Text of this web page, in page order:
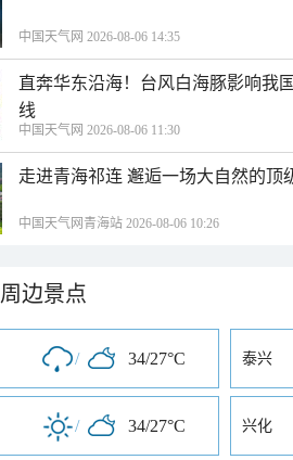
中国天气网 2026-08-06 14:35
直奔华东沿海！台风白海豚影响我
线
中国天气网 2026-08-06 11:30
走进青海祁连 邂逅一场大自然的顶
中国天气网青海站 2026-08-06 10:26
周边景点
/ 34/27°C 泰兴
/ 34/27°C 兴化